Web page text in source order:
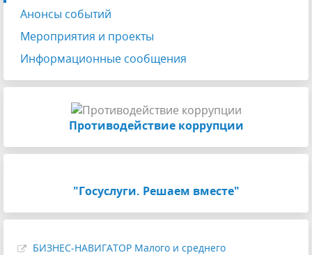
Анонсы событий
Мероприятия и проекты
Информационные сообщения
Противодействие коррупции
"Госуслуги. Решаем вместе"
БИЗНЕС-НАВИГАТОР Малого и среднего